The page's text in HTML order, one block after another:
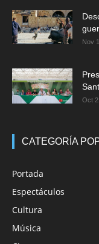
Nov
Oct
CATEGORÍA
Portada
Espectáculos
Cultura
Música